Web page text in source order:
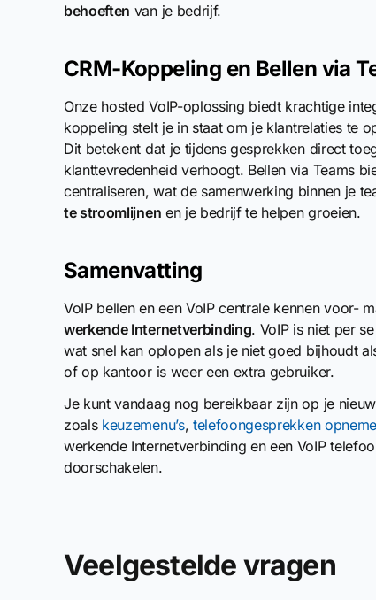
behoeften van je bedrijf.
CRM-Koppeling en Bellen via
Onze hosted VoIP-oplossing biedt krachtige
koppeling stelt je in staat om je klantrelaties te
Dit betekent dat je tijdens gesprekken direct
klanttevredenheid verhoogt. Bellen via Teams
centraliseren, wat de samenwerking binnen je
te stroomlijnen en je bedrijf te helpen groeien.
Samenvatting
VoIP bellen en een VoIP centrale kennen voor-
werkende Internetverbinding. VoIP is niet per
wat snel kan oplopen als je niet goed bijhoudt
of op kantoor is weer een extra gebruiker.
Je kunt vandaag nog bereikbaar zijn op je
zoals keuzemenu’s, telefoongesprekken
werkende Internetverbinding en een VoIP
doorschakelen.
Veelgestelde vragen